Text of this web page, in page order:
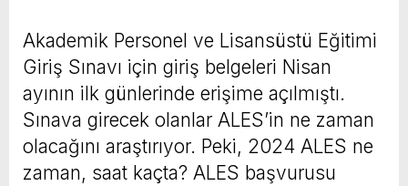
Akademik Personel ve Lisansüstü Eğitimi
Giriş Sınavı için giriş belgeleri Nisan
ayının ilk günlerinde erişime açılmıştı.
Sınava girecek olanlar ALES’in ne zaman
olacağını araştırıyor. Peki, 2024 ALES ne
zaman, saat kaçta? ALES başvurusu